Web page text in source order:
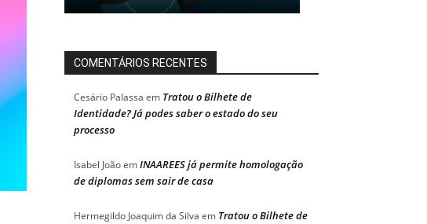
COMENTÁRIOS RECENTES
Cesário Palassa em Tratou o Bilhete de
Identidade? Já podes saber o estado do seu
processo
Isabel JoãoemINAAREES já permite homologação
de diplomas sem sair de casa
Hermegildo Joaquim da Silva em Tratou o Bilhete de